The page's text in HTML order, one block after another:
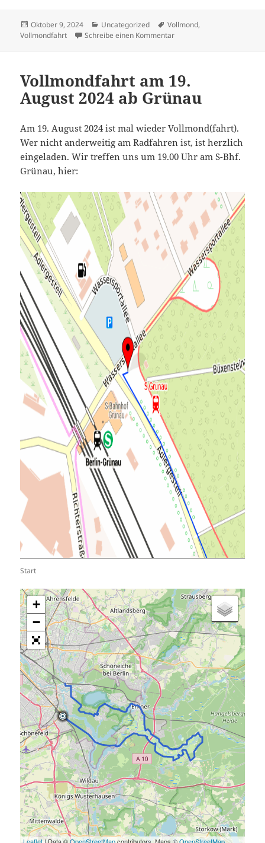
Veröffentlicht
am
Oktober 9, 2024 Kategorien
Uncategorized Schlagwörter
Vollmond,
Vollmondfahrt
Schreibe einen Kommentarzu Vollmond im Oktober
Vollmondfahrt am 19.
August 2024 ab Grünau
Am 19. August 2024 ist mal wieder Vollmond(fahrt).
Wer nicht anderweitig am Radfahren ist, ist herzlich
eingeladen. Wir treffen uns um 19.00 Uhr am S-Bhf.
Grünau, hier:
Start
+
−